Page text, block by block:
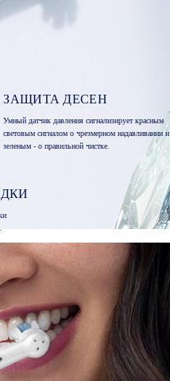
ЗАЩИТА ДЕСЕН
Умный датчик давления сигнализирует красным
световым сигналом о чрезмерном надавливании и
зеленым - о правильной чистке.